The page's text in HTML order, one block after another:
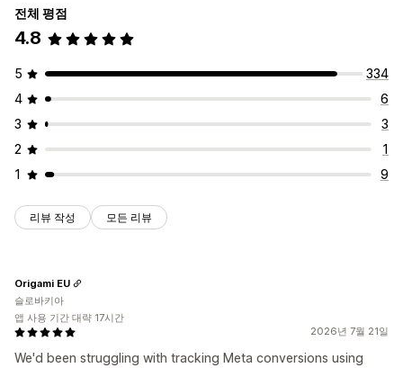
전체 평점
4.8
5
334
4
6
3
3
2
1
1
9
리뷰 작성 모든 리뷰
2026년 7월 21일
We'd been struggling with tracking Meta conversions using
Origami EU
슬로바키아
앱 사용 기간 대략 17시간